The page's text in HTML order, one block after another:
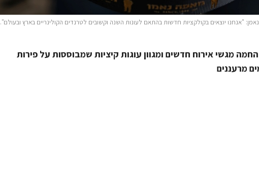
"אנחנו יוצאים בקולקציות חדשות בהתאם לעונות השנה וקשובים לטרנדים הקולינריים בארץ ובעולם".
מגשי אירוח חדשים ומגוון עוגות קיציות שמבוססות על פירות
מרעננים